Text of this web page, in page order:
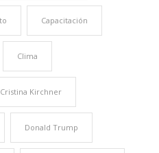
Capacitación
Clima
Cristina Kirchner
Donald Trump